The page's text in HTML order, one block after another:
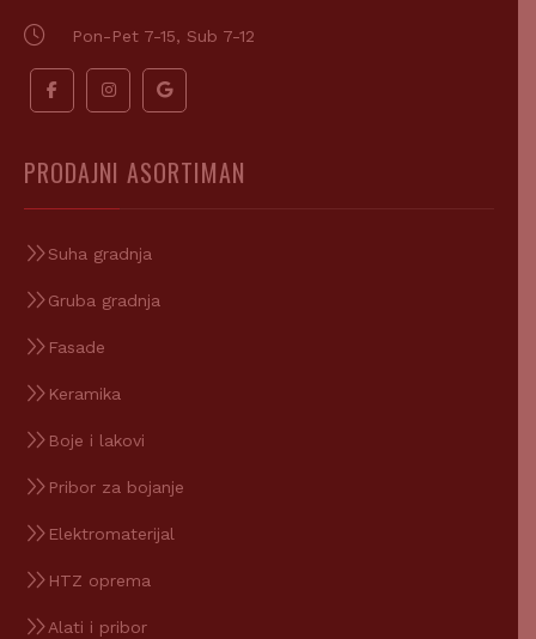
Pon-Pet 7-15, Sub 7-12
PRODAJNI ASORTIMAN
Suha gradnja
Gruba gradnja
Fasade
Keramika
Boje i lakovi
Pribor za bojanje
Elektromaterijal
HTZ oprema
Alati i pribor